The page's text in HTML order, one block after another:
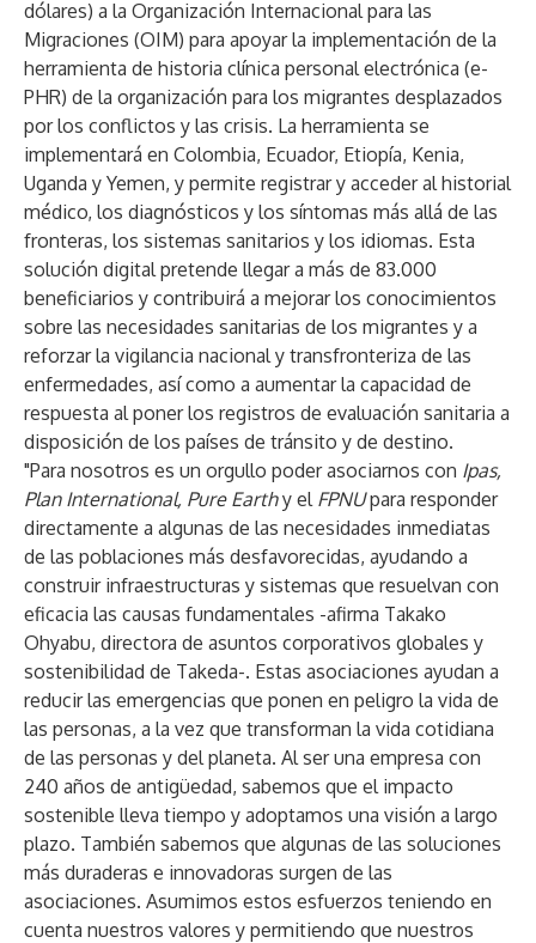
dólares) a la Organización Internacional para las
Migraciones (OIM) para apoyar la implementación de la
herramienta de historia clínica personal electrónica (e-
PHR) de la organización para los migrantes desplazados
por los conflictos y las crisis. La herramienta se
implementará en Colombia, Ecuador, Etiopía, Kenia,
Uganda y Yemen, y permite registrar y acceder al historial
médico, los diagnósticos y los síntomas más allá de las
fronteras, los sistemas sanitarios y los idiomas. Esta
solución digital pretende llegar a más de 83.000
beneficiarios y contribuirá a mejorar los conocimientos
sobre las necesidades sanitarias de los migrantes y a
reforzar la vigilancia nacional y transfronteriza de las
enfermedades, así como a aumentar la capacidad de
respuesta al poner los registros de evaluación sanitaria a
disposición de los países de tránsito y de destino.
"Para nosotros es un orgullo poder asociarnos con Ipas,
Plan International, Pure Earthy elFPNUpara responder
directamente a algunas de las necesidades inmediatas
de las poblaciones más desfavorecidas, ayudando a
construir infraestructuras y sistemas que resuelvan con
eficacia las causas fundamentales -afirma Takako
Ohyabu, directora de asuntos corporativos globales y
sostenibilidad de Takeda-. Estas asociaciones ayudan a
reducir las emergencias que ponen en peligro la vida de
las personas, a la vez que transforman la vida cotidiana
de las personas y del planeta. Al ser una empresa con
240 años de antigüedad, sabemos que el impacto
sostenible lleva tiempo y adoptamos una visión a largo
plazo. También sabemos que algunas de las soluciones
más duraderas e innovadoras surgen de las
asociaciones. Asumimos estos esfuerzos teniendo en
cuenta nuestros valores y permitiendo que nuestros